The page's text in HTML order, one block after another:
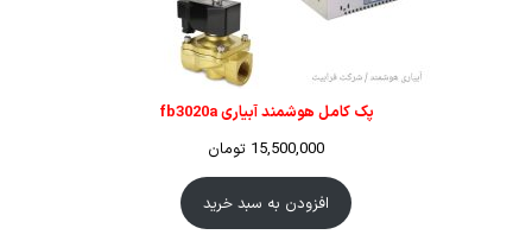
پک کامل هوشمند آبیاری fb3020a
15,500,000 تومان
افزودن به سبد خرید